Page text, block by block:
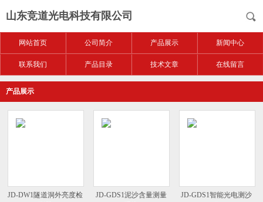
山东竞道光电科技有限公司
网站首页 公司简介 产品展示 新闻中心
联系我们 产品目录 技术文章 在线留言
产品展示
JD-DW1隧道洞外亮度检
JD-GDS1泥沙含量测量
JD-GDS1智能光电测沙